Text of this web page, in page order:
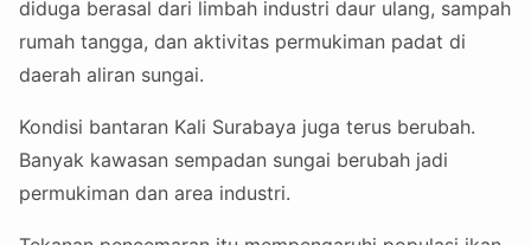
diduga berasal dari limbah industri daur ulang, sampah
rumah tangga, dan aktivitas permukiman padat di
daerah aliran sungai.
Kondisi bantaran Kali Surabaya juga terus berubah.
Banyak kawasan sempadan sungai berubah jadi
permukiman dan area industri.